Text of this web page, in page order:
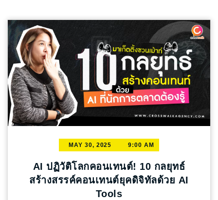
เฉพาะเมื่อต้องอยู่ในบ้านหรือใช้งานอาคารนั้นใน
ระยะยาว ใช้วัสดุที่ได้มาตรฐาน (มีแบรนด์หรือ
สเปกชัดเจน) งานเสร็จเรียบร้อย มีรายละเอียด
เนี้ยบ มีมาตรฐานความปลอดภัย
แนะนำ: โชว์
กระบวนการทำงาน และยี่ห้อวัสดุที่คุณเลือกใช้
เพื่อเพิ่มความมั่นใจให้กับลูกค้า ความน่าเชื่อถือ
และความโปร่งใส ความเชื่อมั่นเป็นสิ่งสำคัญมาก
สำหรับการว่าจ้างผู้รับเหมา โดยเฉพาะในยุคที่ผู้
บริโภคกังวลเรื่อง “โดนเท” หรือ “ทิ้งงานกลาง
ลูกค้า มีบริษัทหรือทีมงานที่ติดต่อได้จริง มี
กำหนดเวลา
แนะนำ: โปรโมตความน่าเชื่อถือ
ผ่านผลงาน, ใบอนุญาต, รีวิว และความโปร่งใสใน
การสื่อสาร ระยะเวลาในการทำงาน เวลาคือสิ่ง
นำไปปรับใช้กับร้านของคุณได้เลย! 1. มอบ
ประสบการณ์ลูกค้าที่พิเศษ (Customer
Experience) การใส่ใจตั้งแต่การต้อนรับไปจนถึง
ช่วงท้ายของมื้ออาหาร เพื่อให้ลูกค้ารู้สึกถึงความ
พิเศษและแตกต่างในทุกครั้งที่มาทาน จดจำราย
ละเอียดเล็กๆ ที่มีความหมายสำหรับลูกค้า ไม่ว่า
จะเป็นโต๊ะที่นั่งประจำ เมนูโปรด หรือรสชาติที่ชื่น
ชอบ เช่น เผ็ดน้อยหรือไม่ใส่ผงชูรส เพื่อมอบ
ประสบการณ์ที่ตรงใจและอบอุ่น 2. รักษาคุณภาพ
ทำให้ลูกค้าผิดหวังไปมากกว่าอาหารที่รสชาติ
คือจุดแข็งสำคัญของร้านอาหาร เพราะนั่นคือสิ่งที่
ทำให้ลูกค้ามั่นใจว่า… ทุกครั้งที่กลับมา จะได้รับ
ประสบการณ์ที่ดีเหมือนเดิม 3. ใช้ Loyalty
MAY 30, 2025 9:00 AM
AI ปฏิวัติโลกคอนเทนต์! 10 กลยุทธ์
สร้างสรรค์คอนเทนต์ยุคดิจิทัลด้วย AI
Tools